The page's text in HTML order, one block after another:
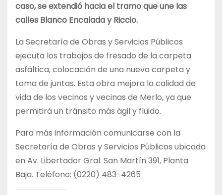
caso, se extendió hacia el tramo que une las
calles Blanco Encalada y Riccio.
La Secretaría de Obras y Servicios Públicos
ejecuta los trabajos de fresado de la carpeta
asfáltica, colocación de una nueva carpeta y
toma de juntas. Esta obra mejora la calidad de
vida de los vecinos y vecinas de Merlo, ya que
permitirá un tránsito más ágil y fluido.
Para más información comunicarse con la
Secretaría de Obras y Servicios Públicos ubicada
en Av. Libertador Gral. San Martín 391, Planta
Baja. Teléfono: (0220) 483-4265